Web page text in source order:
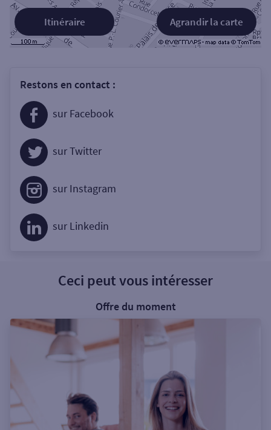
Agrandir la carte
Itinéraire
Restons en contact :
sur Facebook
sur Twitter
sur Instagram
sur Linkedin
Ceci peut vous intéresser
Offre du moment